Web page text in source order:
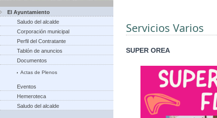
El Ayuntamiento
Saludo del alcalde
Corporación municipal
Perfil del Contratante
Tablón de anuncios
Documentos
Actas de Plenos
Eventos
Hemeroteca
Saludo del alcalde
Servicios Varios
SUPER OREA